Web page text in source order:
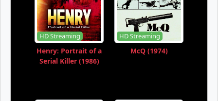
HD Streaming
Henry: Portrait of a
Serial Killer (1986)
HD Streaming
McQ (1974)